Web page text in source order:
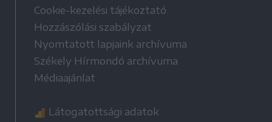
Cookie-kezelési tájékoztató
Hozzászólási szabályzat
Nyomtatott lapjaink archívuma
Székely Hírmondó archívuma
Médiaajánlat
Látogatottsági adatok